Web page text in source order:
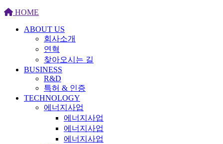
HOME
ABOUT US
회사소개
연혁
찾아오시는 길
BUSINESS
R&D
특허 & 인증
TECHNOLOGY
에너지사업
에너지사업
에너지사업
에너지사업